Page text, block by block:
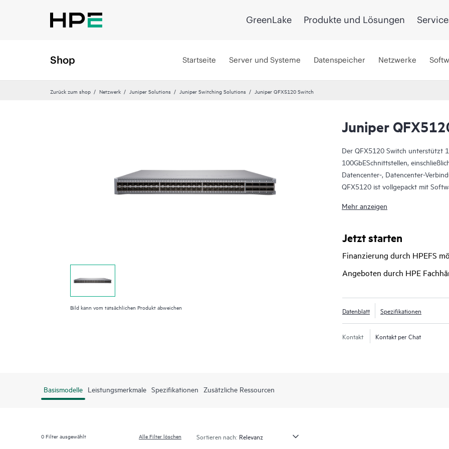
GreenLake Produkte und Lösungen
Shop Startseite Server und Systeme Datenspeicher Netzwerke
Zurück zum shop Netzwerk Juniper Solutions Juniper Switching Solutions Juniper QFX5120 Switch
Bild kann vom tatsächlichen Produkt abweichen
Juniper
Der QFX5120 Switch unterstützt
100GbESchnittstellen,
Datencenter-, Datencenter-
QFX5120 ist vollgepackt mit
Verwalten Sie die QFX5120
automatisiert, um Design,
Closed-Loop-Sicherheit zu
Juniper Mist Cloud bereit und
die Transparenz zu verbessern.
Mehr anzeigen
Jetzt starten
Finanzierung durch HPEFS
Angeboten durch HPE
Datenblatt Spezifikationen
Kontakt Kontakt per Chat
Basismodelle Leistungsmerkmale Spezifikationen Zusätzliche Ressourcen
0Filter ausgewählt Alle Filter löschen Sortieren nach: